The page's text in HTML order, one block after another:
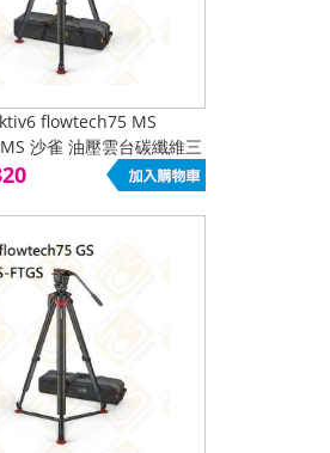
flowtech75 MS
沙雀 油壓雲台碳纖維三
液壓雲台 中置延伸器 公司